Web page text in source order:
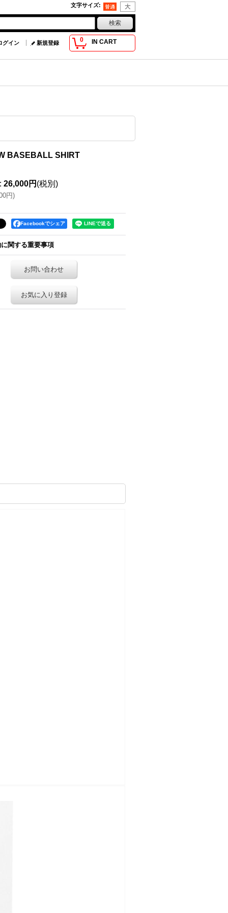
文字サイズ:
0 IN CART
グイン 新規登録
BASEBALL SHIRT
: 26,000円 (税別)
円)
Facebookでシェア
関する重要事項
お問い合わせ
お気に入り登録